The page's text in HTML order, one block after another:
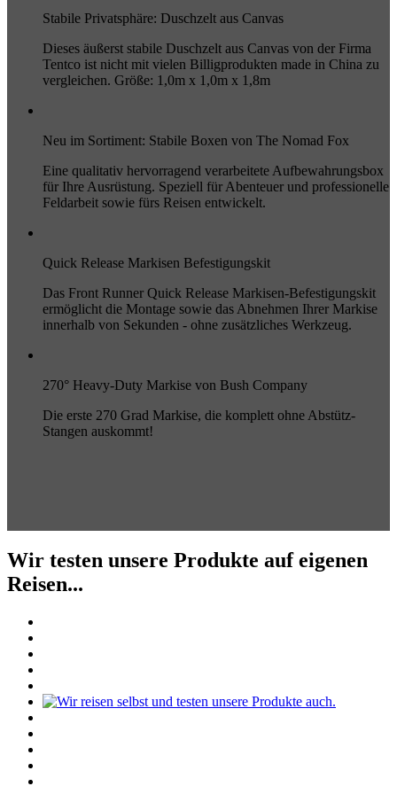
Stabile Privatsphäre: Duschzelt aus Canvas
Dieses äußerst stabile Duschzelt aus Canvas von der Firma
Tentco ist nicht mit vielen Billigprodukten made in China zu
vergleichen. Größe: 1,0m x 1,0m x 1,8m
Neu im Sortiment: Stabile Boxen von The Nomad Fox
Eine qualitativ hervorragend verarbeitete Aufbewahrungsbox
für Ihre Ausrüstung. Speziell für Abenteuer und professionelle
Feldarbeit sowie fürs Reisen entwickelt.
Quick Release Markisen Befestigungskit
Das Front Runner Quick Release Markisen-Befestigungskit
ermöglicht die Montage sowie das Abnehmen Ihrer Markise
innerhalb von Sekunden - ohne zusätzliches Werkzeug.
270° Heavy-Duty Markise von Bush Company
Die erste 270 Grad Markise, die komplett ohne Abstütz-
Stangen auskommt!
Wir testen unsere Produkte auf eigenen
Reisen...